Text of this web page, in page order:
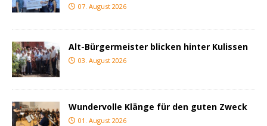
07. August 2026
Alt-Bürgermeister blicken hinter Kulissen
03. August 2026
Wundervolle Klänge für den guten Zweck
01. August 2026